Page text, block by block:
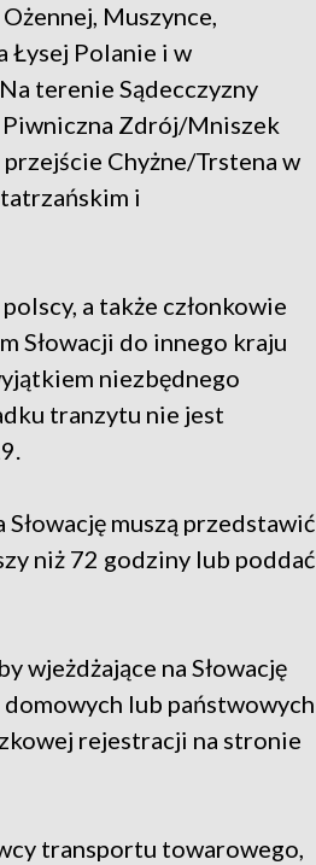
Muszynce,
Łysej Polanie i w
terenie Sądecczyzny
Zdrój/Mniszek
Chyżne/Trstena w
i
a także członkowie
Słowacji do innego kraju
niezbędnego
tranzytu nie jest
muszą przedstawić
niż 72 godziny lub poddać
wjeżdżające na Słowację
lub państwowych
rejestracji na stronie
transportu towarowego,